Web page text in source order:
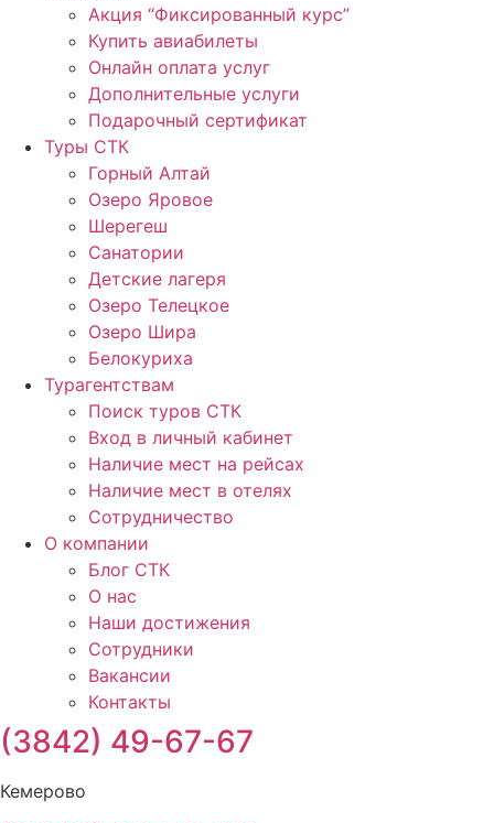
Акция “Фиксированный курс”
Купить авиабилеты
Онлайн оплата услуг
Дополнительные услуги
Подарочный сертификат
Туры СТК
Горный Алтай
Озеро Яровое
Шерегеш
Санатории
Детские лагеря
Озеро Телецкое
Озеро Шира
Белокуриха
Турагентствам
Поиск туров СТК
Вход в личный кабинет
Наличие мест на рейсах
Наличие мест в отелях
Сотрудничество
О компании
Блог СТК
О нас
Наши достижения
Сотрудники
Вакансии
Контакты
(3842) 49-67-67
Кемерово